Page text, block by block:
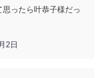
ったら叶恭子様だっ
2日